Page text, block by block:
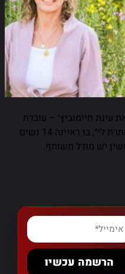
את עינת חיימוביץ׳ – עובדת
סוציאלית קלינית ומחברת הספר ״מותרת לי״, בו ראיינה 14 נשים
יש מודל משותף.
הרשמה עכשיו